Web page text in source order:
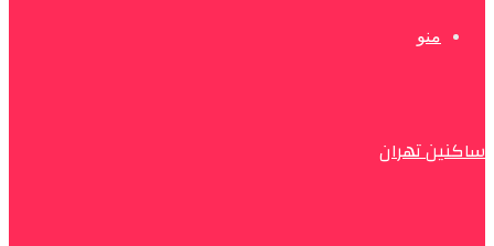
منو
ساکنین تهران